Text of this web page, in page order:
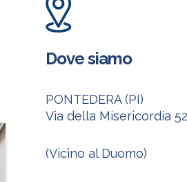
Dove siamo
PONTEDERA (PI)
Via della Misericordia 52
(Vicino al Duomo)